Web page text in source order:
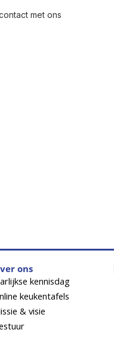
met ons
ons
kennisdag
keukentafels
& visie